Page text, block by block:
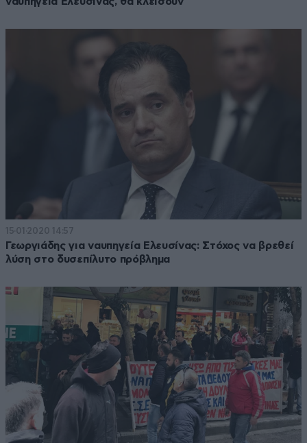
15·01·2020 14:57
Γεωργιάδης για ναυπηγεία Ελευσίνας: Στόχος να βρεθεί
λύση στο δυσεπίλυτο πρόβλημα